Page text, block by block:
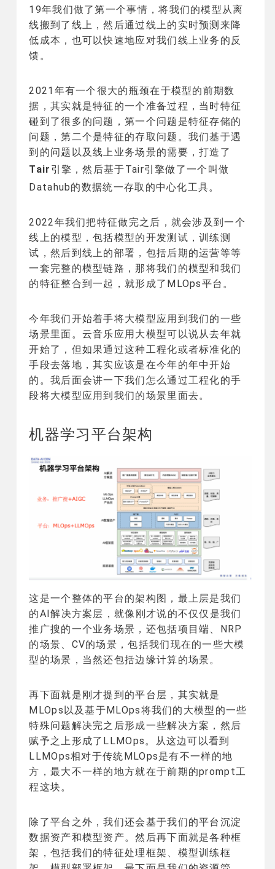
19年我们做了第一个事情，将我们的模型从离
线搬到了线上，然后通过线上的实时预测来降
低成本，也可以快速地应对我们线上业务的反
馈。
2021年有一个很大的瓶颈在于模型的前期数
据，其实就是特征的一个准备过程，当时特征
碰到了很多的问题，第一个问题是特征存储的
问题，第二个是特征的存取问题。我们基于遇
到的问题以及线上业务场景的需要，打造了
Tair 引擎，然后基于Tair引擎做了一个叫做
Datahub的数据统一存取的中心化工具。
2022年我们把特征做完之后，就会涉及到一个
线上的模型，包括模型的开发测试，训练测
试，然后到线上的部署，包括后期的运营等等
一套完整的模型链路，那将我们的模型和我们
的特征整合到一起，就形成了MLOps平台。
今年我们开始着手将大模型应用到我们的一些
场景里面。云音乐应用大模型可以说从去年就
开始了，但如果通过这种工程化或者标准化的
手段去落地，其实应该是在今年的年中开始
的。我后面会讲一下我们怎么通过工程化的手
段将大模型应用到我们的场景里面去。
机器学习平台架构
这是一个整体的平台的架构图，最上层是我们
的AI解决方案层，就像刚才说的不仅仅是我们
推广搜的一个业务场景，还包括项目端、NRP
的场景、CV的场景，包括我们现在的一些大模
型的场景，当然还包括边缘计算的场景。
再下面就是刚才提到的平台层，其实就是
MLOps以及基于MLOps将我们的大模型的一些
特殊问题解决完之后形成一些解决方案，然后
赋予之上形成了LLMOps。从这边可以看到
LLMOps相对于传统MLOps是有不一样的地
方，最大不一样的地方就在于前期的prompt工
程这块。
除了平台之外，我们还会基于我们的平台沉淀
数据资产和模型资产。然后再下面就是各种框
架，包括我们的特征处理框架、模型训练框